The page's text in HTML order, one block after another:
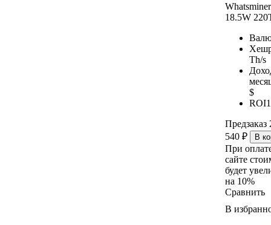
18.5W
Th/s
$
ROI
Предзаказ
540 ₽ В
При
сайте
будет
на 10%
Сравнить
В